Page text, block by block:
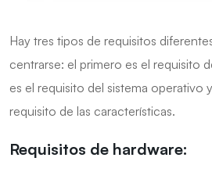
Hay tres tipos de requisitos
centrarse: el primero es el requisito
es el requisito del sistema operativo
requisito de las características.
Requisitos de hardware: